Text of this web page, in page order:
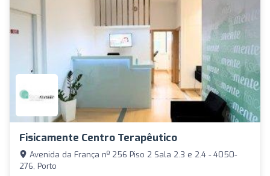
Fisicamente Centro Terapêutico
Avenida da França nº 256 Piso 2 Sala 2.3 e 2.4 - 4050-
276, Porto